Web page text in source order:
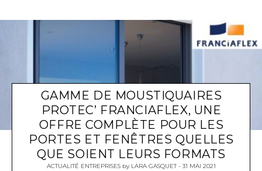
GAMME DE MOUSTIQUAIRES
PROTEC’ FRANCIAFLEX, UNE
OFFRE COMPLÈTE POUR LES
PORTES ET FENÊTRES QUELLES
QUE SOIENT LEURS FORMATS
ACTUALITÉ ENTREPRISES by LARA GASQUET 31 MAI 2021